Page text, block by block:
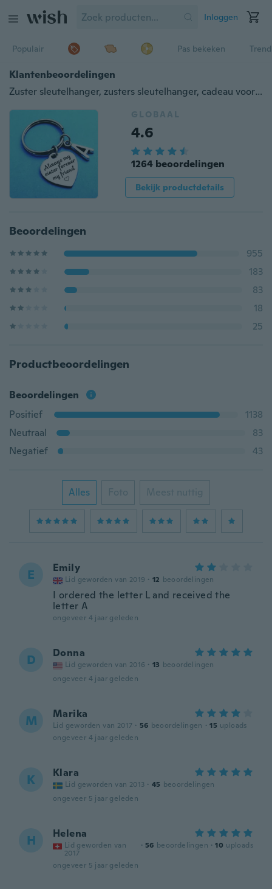
Inloggen
Populair Pas bekeken
Klantenbeoordelingen
Zuster sleutelhanger, zusters sleutelhanger, cadeau voor zus cadeau, altijd mijn zus voor altijd mijn vriend, zuster sleutelhanger eerste gepersonaliseerd
GLOBAAL
4.6
1264 beoordelingen
Bekijk productdetails
Beoordelingen
955
183
83
18
25
Productbeoordelingen
Beoordelingen
Positief
1138
Neutraal
83
Negatief
43
Alles Foto Meest nuttig
E Emily
Lid geworden van 2019 · 12 beoordelingen
I ordered the letter L and received the
letter A
ongeveer 4 jaar geleden
D Donna
Lid geworden van 2016 · 13 beoordelingen
ongeveer 4 jaar geleden
M Marika
Lid geworden van 2017 · 56 beoordelingen · 15 uploads
ongeveer 4 jaar geleden
K Klara
Lid geworden van 2013 · 45 beoordelingen
ongeveer 5 jaar geleden
H Helena
Lid geworden van
2017
· 56 beoordelingen · 10 uploads
ongeveer 5 jaar geleden